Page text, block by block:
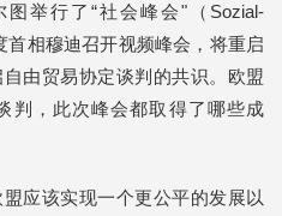
举行了“社会峰会"（Sozial-
首相穆迪召开视频峰会，将重启
由贸易协定谈判的共识。欧盟
判，此次峰会都取得了哪些成
应该实现一个更公平的发展以